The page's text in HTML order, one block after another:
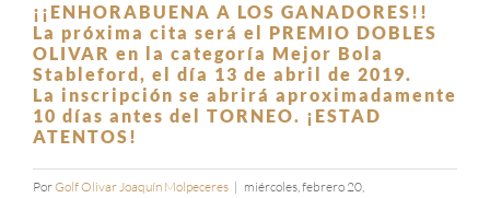
¡¡ENHORABUENA A LOS GANADORES!!
La próxima cita será el PREMIO DOBLES
OLIVAR en la categoría Mejor Bola
Stableford, el día 13 de abril de 2019.
La inscripción se abrirá aproximadamente
10 días antes del TORNEO. ¡ESTAD
ATENTOS!
PorGolf Olivar Joaquín Molpeceres | miércoles, febrero 20,